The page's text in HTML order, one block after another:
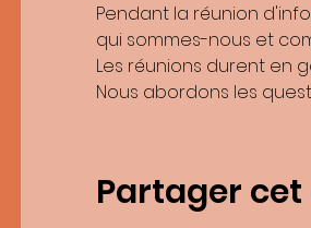
Les
Vous pouvez accéder aux données
Pendant la réunion
qui sommes-nous et
Les réunions durent en
Nous abordons les
Partager